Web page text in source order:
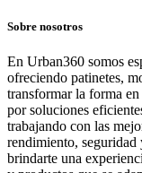
Sobre nosotros
En Urban360 somos
ofreciendo patinetes,
transformar la forma
por soluciones
trabajando con las
rendimiento,
brindarte una